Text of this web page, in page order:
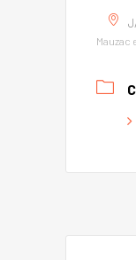
Mauzac